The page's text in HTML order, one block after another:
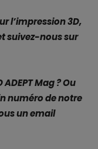
l’impression 3D,
suivez-nous sur
Mag ? Ou
numéro de notre
un email